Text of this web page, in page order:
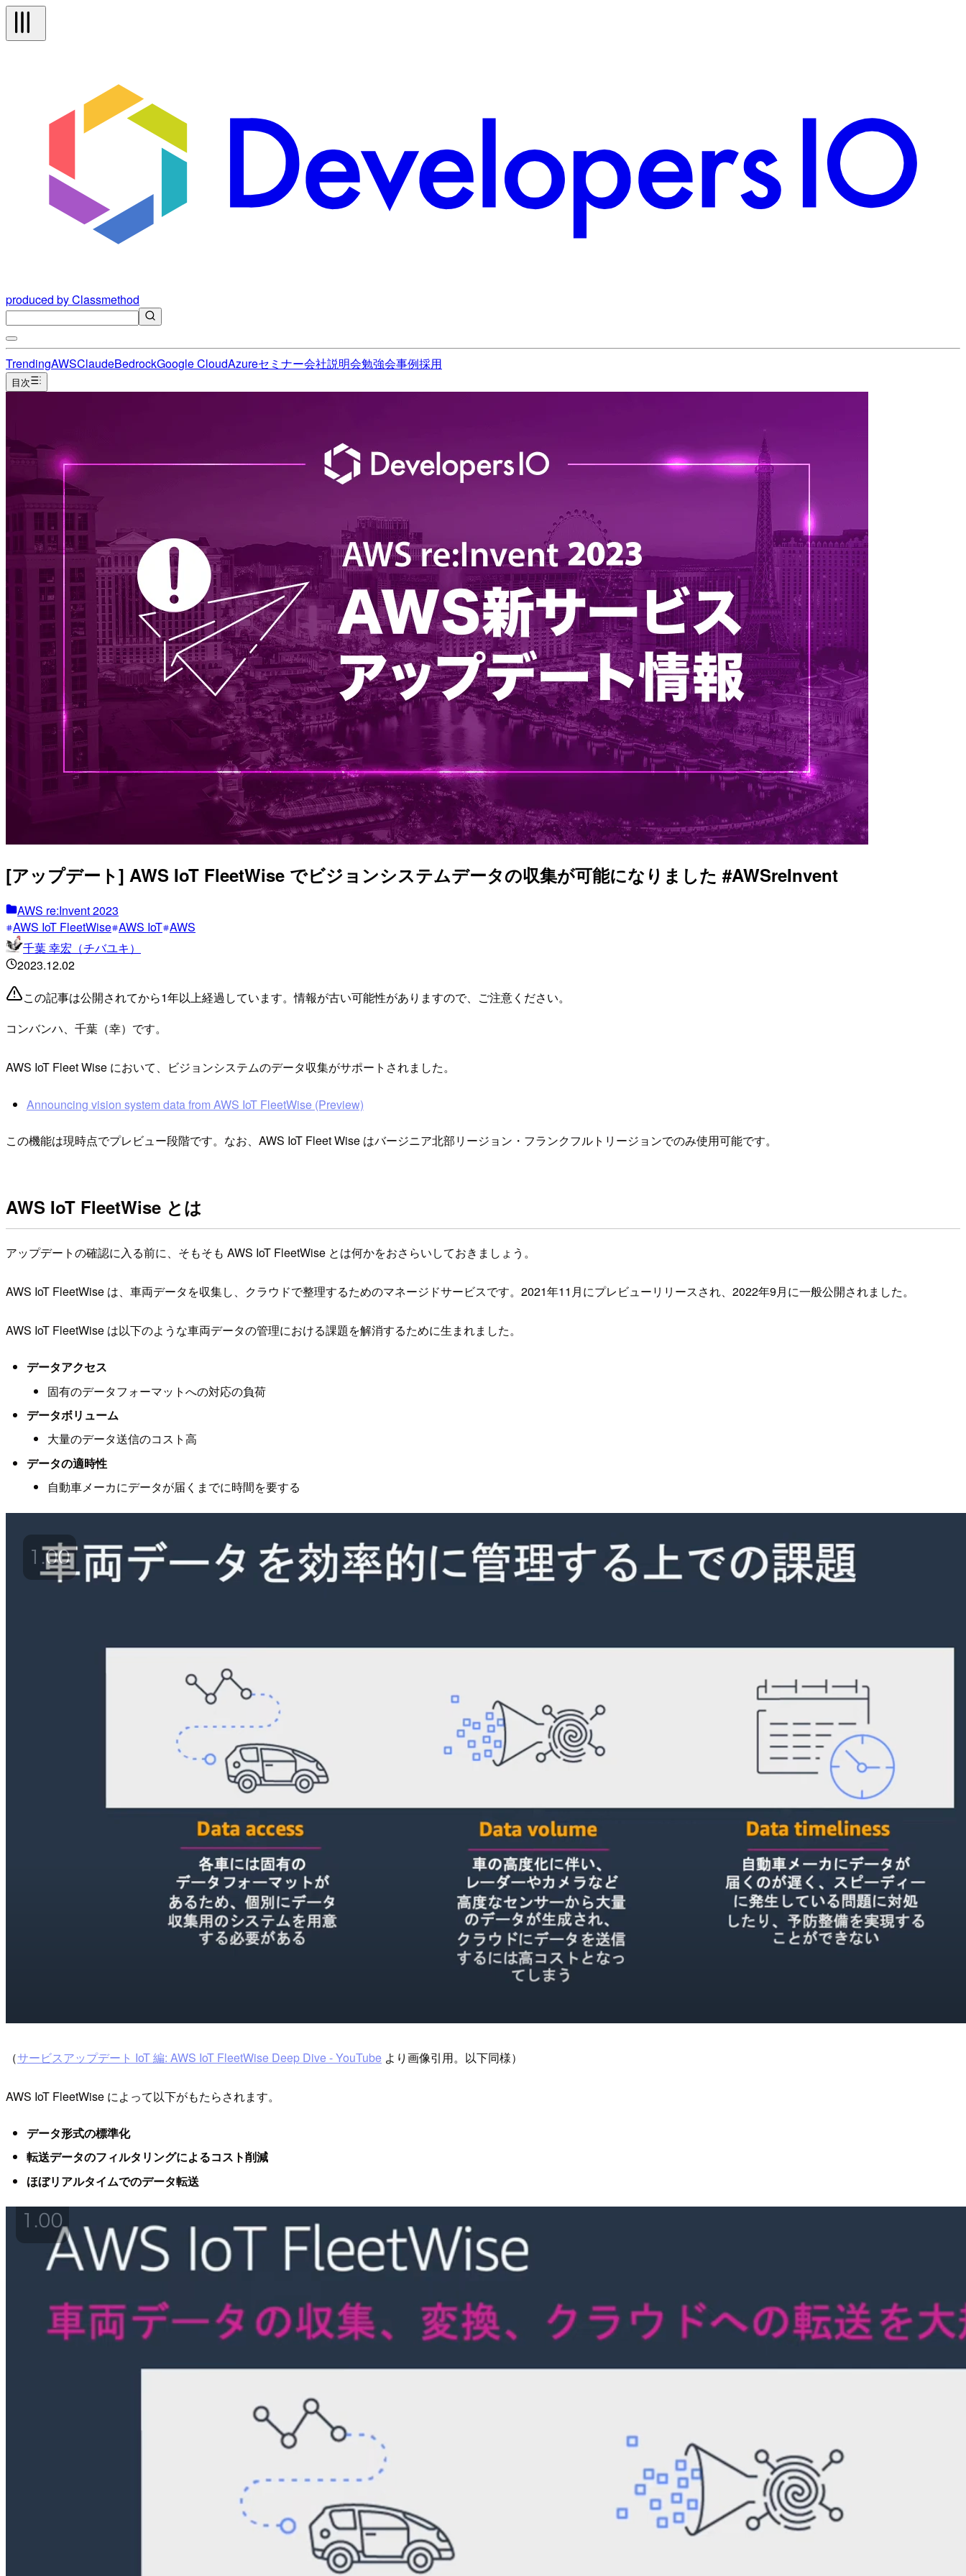
produced by Classmethod
TrendingAWSClaudeBedrockGoogle CloudAzureセミナー会社説明会勉強会事例採用
目次
[アップデート] AWS IoT FleetWise でビジョンシステムデータの収集が可能になりました #AWSreInvent
AWS re:Invent 2023
AWS IoT FleetWise AWS IoT AWS
千葉 幸宏（チバユキ）
2023.12.02
この記事は公開されてから1年以上経過しています。情報が古い可能性がありますので、ご注意ください。
コンバンハ、千葉（幸）です。
AWS IoT Fleet Wise において、ビジョンシステムのデータ収集がサポートされました。
Announcing vision system data from AWS IoT FleetWise (Preview)
この機能は現時点でプレビュー段階です。なお、AWS IoT Fleet Wise はバージニア北部リージョン・フランクフルトリージョンでのみ使用可能です。
AWS IoT FleetWise とは
アップデートの確認に入る前に、そもそも AWS IoT FleetWise とは何かをおさらいしておきましょう。
AWS IoT FleetWise は、車両データを収集し、クラウドで整理するためのマネージドサービスです。2021年11月にプレビューリリースされ、2022年9月に一般公開されました。
AWS IoT FleetWise は以下のような車両データの管理における課題を解消するために生まれました。
データアクセス
固有のデータフォーマットへの対応の負荷
データボリューム
大量のデータ送信のコスト高
データの適時性
自動車メーカにデータが届くまでに時間を要する
（サービスアップデート IoT 編: AWS IoT FleetWise Deep Dive - YouTube より画像引用。以下同様）
AWS IoT FleetWise によって以下がもたらされます。
データ形式の標準化
転送データのフィルタリングによるコスト削減
ほぼリアルタイムでのデータ転送